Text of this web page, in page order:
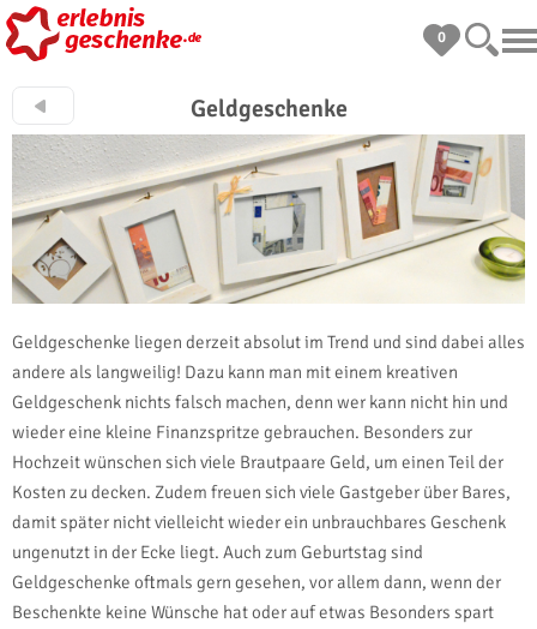
0
Geldgeschenke
Geldgeschenke liegen derzeit absolut im Trend und sind dabei alles
andere als langweilig! Dazu kann man mit einem kreativen
Geldgeschenk nichts falsch machen, denn wer kann nicht hin und
wieder eine kleine Finanzspritze gebrauchen. Besonders zur
Hochzeit wünschen sich viele Brautpaare Geld, um einen Teil der
Kosten zu decken. Zudem freuen sich viele Gastgeber über Bares,
damit später nicht vielleicht wieder ein unbrauchbares Geschenk
ungenutzt in der Ecke liegt. Auch zum Geburtstag sind
Geldgeschenke oftmals gern gesehen, vor allem dann, wenn der
Beschenkte keine Wünsche hat oder auf etwas Besonders spart